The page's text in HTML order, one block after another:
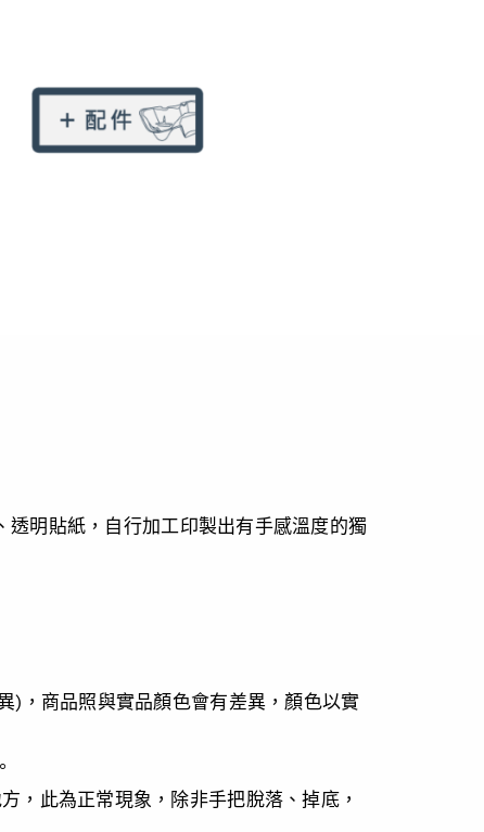
明貼紙，自行加工印製出有手感溫度的獨
)，商品照與實品顏色會有差異，顏色以實
，此為正常現象，除非手把脫落、掉底，